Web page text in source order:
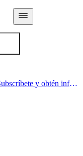
Acá comienza un estilo de vida saludable. Subscríbete y obtén información de primera mano